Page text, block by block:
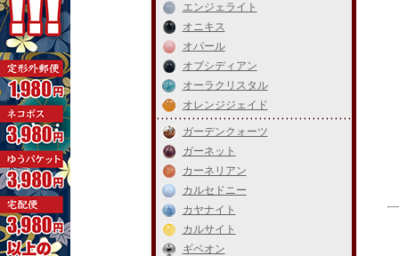
エンジェライト
オニキス
オパール
オブシディアン
オーラクリスタル
オレンジジェイド
ガーデンクォーツ
ガーネット
カーネリアン
カルセドニー
カヤナイト
カルサイト
ギベオン